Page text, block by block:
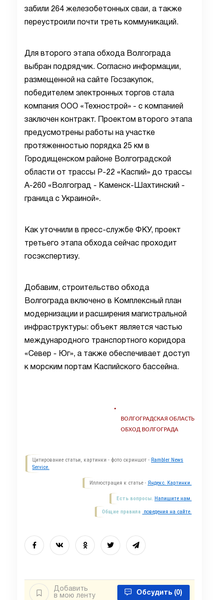
забили 264 железобетонных сваи, а также
переустроили почти треть коммуникаций.
Для второго этапа обхода Волгограда
выбран подрядчик. Согласно информации,
размещенной на сайте Госзакупок,
победителем электронных торгов стала
компания ООО «Технострой» - с компанией
заключен контракт. Проектом второго этапа
предусмотрены работы на участке
протяженностью порядка 25 км в
Городищенском районе Волгоградской
области от трассы Р-22 «Каспий» до трассы
А-260 «Волгоград - Каменск-Шахтинский -
граница с Украиной».
Как уточнили в пресс-службе ФКУ, проект
третьего этапа обхода сейчас проходит
госэкспертизу.
Добавим, строительство обхода
Волгограда включено в Комплексный план
модернизации и расширения магистральной
инфраструктуры: объект является частью
международного транспортного коридора
«Север - Юг», а также обеспечивает доступ
к морским портам Каспийского бассейна.
ВОЛГОГРАДСКАЯ ОБЛАСТЬ
ОБХОД ВОЛГОГРАДА
Цитирование статьи, картинки - фото скриншот - Rambler News
Service.
Иллюстрация к статье - Яндекс. Картинки.
Есть вопросы. Напишите нам.
Общие правила поведения на сайте.
Добавить
в мою ленту
Обсудить (0)